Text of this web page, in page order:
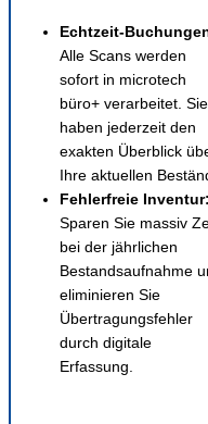
Echtzeit-
Alle Scans werden
sofort in microtech
büro+ verarbeitet. Sie
haben jederzeit den
exakten Überblick
Ihre aktuellen
Fehlerfreie Inventur:
Sparen Sie massiv
bei der jährlichen
Bestandsaufnahme
eliminieren Sie
Übertragungsfehler
durch digitale
Erfassung.